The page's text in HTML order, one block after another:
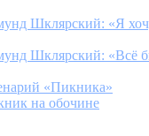
Шклярский: «Я
Шклярский: «Всё
«Пикника»
на обочине